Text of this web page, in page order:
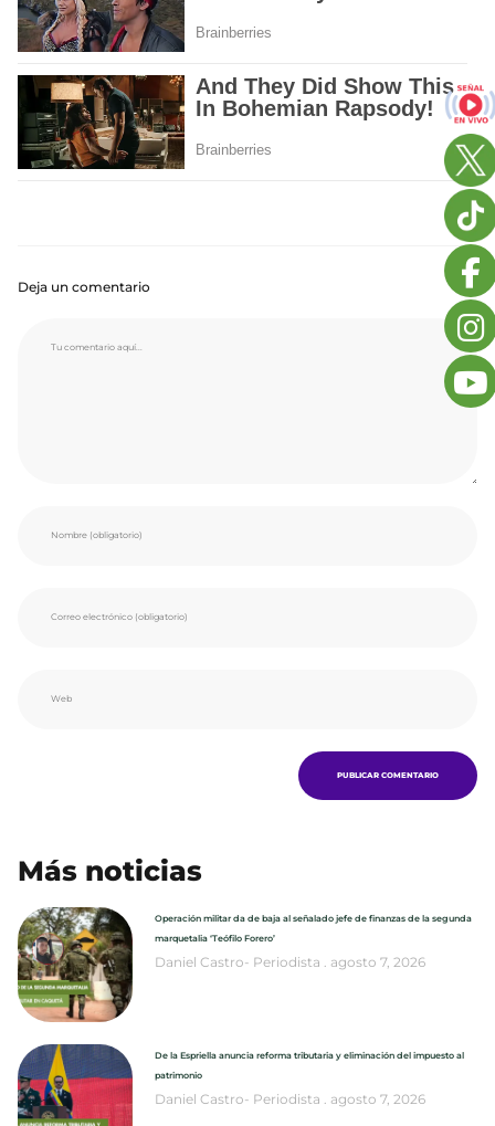
Deja un comentario
Más noticias
Operación militar da de baja al señalado jefe de finanzas de la segunda
marquetalia ‘Teófilo Forero’
Daniel Castro- Periodista agosto 7, 2026
De la Espriella anuncia reforma tributaria y eliminación del impuesto al
patrimonio
Daniel Castro- Periodista agosto 7, 2026